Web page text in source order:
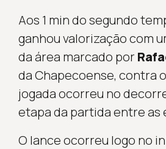
Aos 1 min do segundo
ganhou valorização com
da área marcado por
da Chapecoense, contra o
jogada ocorreu no
etapa da partida entre as
O lance ocorreu logo no